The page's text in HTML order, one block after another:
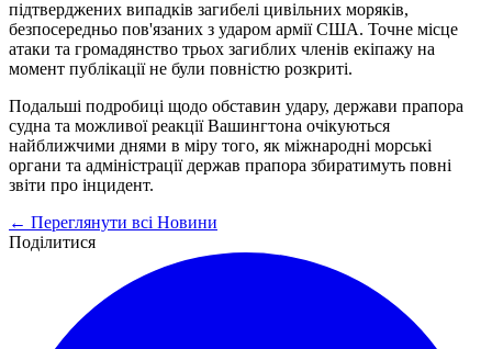
підтверджених випадків загибелі цивільних моряків,
безпосередньо пов'язаних з ударом армії США. Точне місце
атаки та громадянство трьох загиблих членів екіпажу на
момент публікації не були повністю розкриті.
Подальші подробиці щодо обставин удару, держави прапора
судна та можливої реакції Вашингтона очікуються
найближчими днями в міру того, як міжнародні морські
органи та адміністрації держав прапора збиратимуть повні
звіти про інцидент.
← Переглянути всі Новини
Поділитися